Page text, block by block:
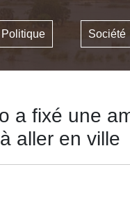
Politique Société
a fixé une
aller en ville